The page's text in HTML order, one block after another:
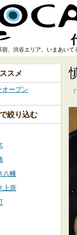
宿、渋谷エリア。いまあいて
スメ
オープン
絞り込む
八幡
上原